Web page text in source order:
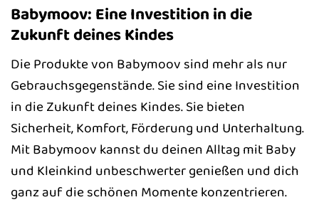
Babymoov: Eine Investition in die
Zukunft deines Kindes
Die Produkte von Babymoov sind mehr als nur
Gebrauchsgegenstände. Sie sind eine Investition
in die Zukunft deines Kindes. Sie bieten
Sicherheit, Komfort, Förderung und Unterhaltung.
Mit Babymoov kannst du deinen Alltag mit Baby
und Kleinkind unbeschwerter genießen und dich
ganz auf die schönen Momente konzentrieren.